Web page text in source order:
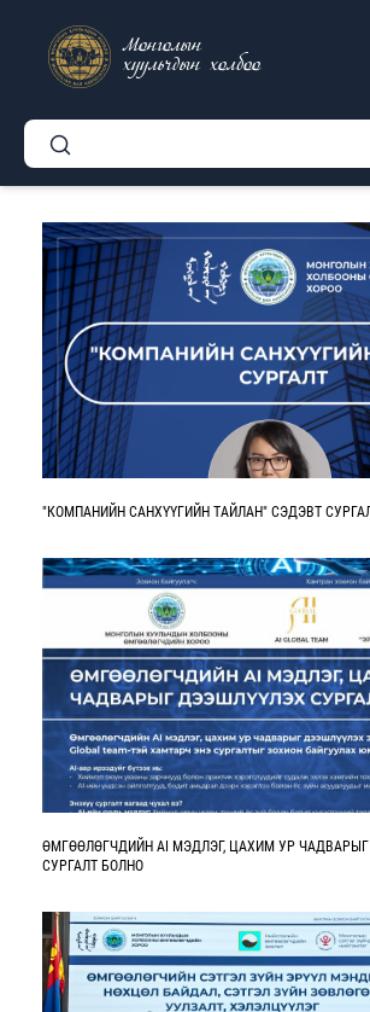
Монголын
хуульчдын холбоо
"КОМПАНИЙН САНХҮҮГИЙН ТАЙЛАН" СЭДЭВТ
ӨМГӨӨЛӨГЧДИЙН AI МЭДЛЭГ, ЦАХИМ УР
СУРГАЛТ БОЛНО